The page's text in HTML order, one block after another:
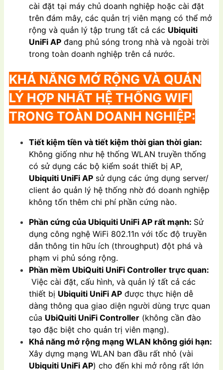
cài đặt tại máy chủ doanh nghiệp hoặc cài đặt
trên đám mây, các quản trị viên mạng có thể mở
rộng và quản lý tập trung tất cả các Ubiquiti
UniFi AP đang phủ sóng trong nhà và ngoài trời
trong toàn doanh nghiệp trên cả nước.
KHẢ NĂNG MỞ RỘNG VÀ QUẢN
LÝ HỢP NHẤT HỆ THỐNG WIFI
TRONG TOÀN DOANH NGHIỆP:
Tiết kiệm tiền và tiết kiệm thời gian thời gian:
Không giống như hệ thống WLAN truyền thống
có sử dụng các bộ kiểm soát thiết bị AP,
Ubiquiti UniFi AP sử dụng các ứng dụng server/
client ảo quản lý hệ thống nhờ đó doanh nghiệp
không tốn thêm chi phí phần cứng nào.
Phần cứng của Ubiquiti UniFi AP rất mạnh: Sử
dụng công nghệ WiFi 802.11n với tốc độ truyền
dẫn thông tin hữu ích (throughput) đột phá và
phạm vi phủ sóng rộng.
Phần mềm UbiQuiti UniFi Controller trực quan:
Việc cài đặt, cấu hình, và quản lý tất cả các
thiết bị Ubiquiti UniFi AP được thực hiện dễ
dàng thông qua giao diện người dùng trực quan
của UbiQuiti UniFi Controller (không cần đào
tạo đặc biệt cho quản trị viên mạng).
Khả năng mở rộng mạng WLAN không giới hạn:
Xây dựng mạng WLAN ban đầu rất nhỏ (vài
Ubiquiti UniFi AP) cho đến khi mở rông rất lớn